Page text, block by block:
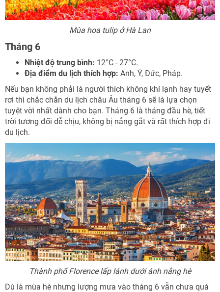
Mùa hoa tulip ở Hà Lan
Tháng 6
Nhiệt độ trung bình: 12°C - 27°C.
Địa điểm du lịch thích hợp: Anh, Ý, Đức, Pháp.
Nếu bạn không phải là người thích không khí lạnh hay tuyết
rơi thì chắc chắn du lịch châu Âu tháng 6 sẽ là lựa chọn
tuyệt vời nhất dành cho bạn. Tháng 6 là tháng đầu hè, tiết
trời tương đối dễ chịu, không bị nắng gắt và rất thích hợp đi
du lịch.
Thành phố Florence lấp lánh dưới ánh nắng hè
Dù là mùa hè nhưng lượng mưa vào tháng 6 vẫn chưa quá